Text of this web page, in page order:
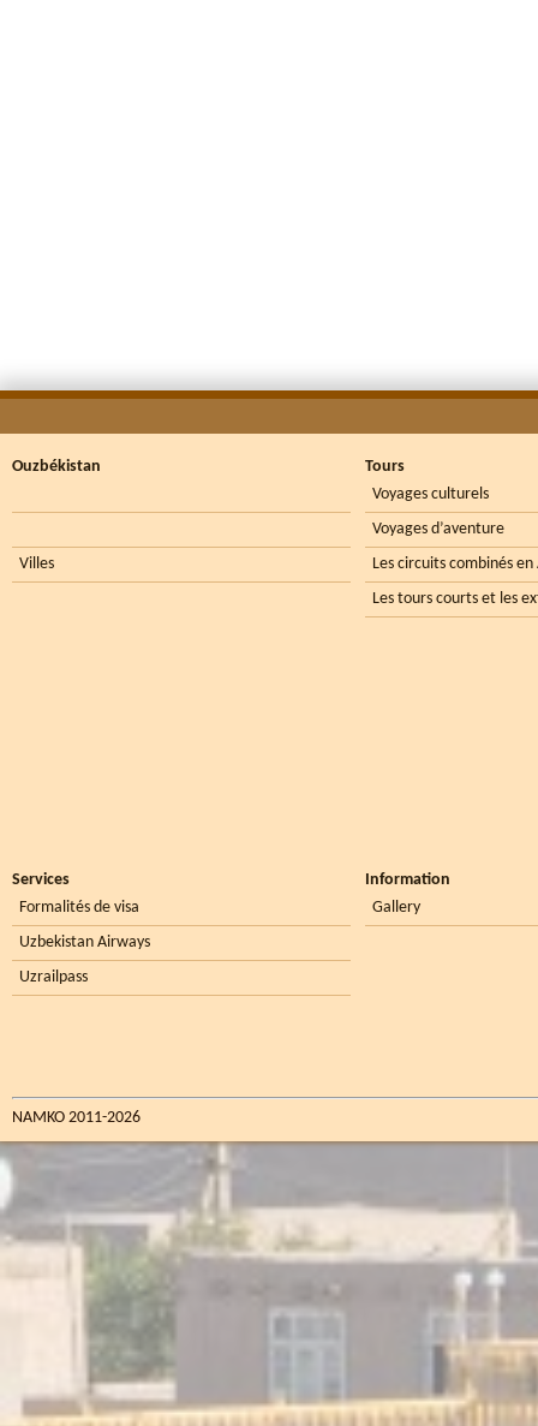
Ouzbékistan
Villes
Tours
Voyages culturels
Voyages d’aventure
Les circuits combinés
Les tours courts et les
Services
Formalités de visa
Uzbekistan Airways
Uzrailpass
Information
Gallery
NAMKO 2011-2026